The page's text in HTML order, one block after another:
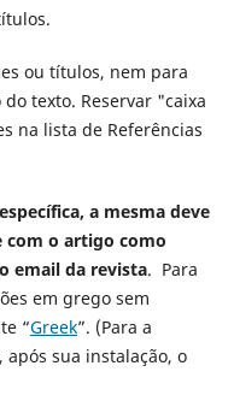
ou títulos, nem para
texto. Reservar "caixa
na lista de Referências
a mesma deve
com o artigo como
email da revista. Para
em grego sem
“Greek”. (Para a
sua instalação, o